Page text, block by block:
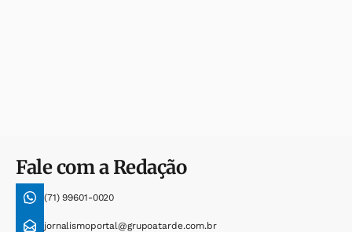
Fale com a Redação
(71) 99601-0020
jornalismoportal@grupoatarde.com.br